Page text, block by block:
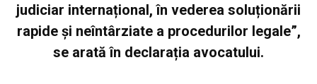
judiciar internațional, în vederea soluționării
rapide și neîntârziate a procedurilor legale”,
se arată în declarația avocatului.